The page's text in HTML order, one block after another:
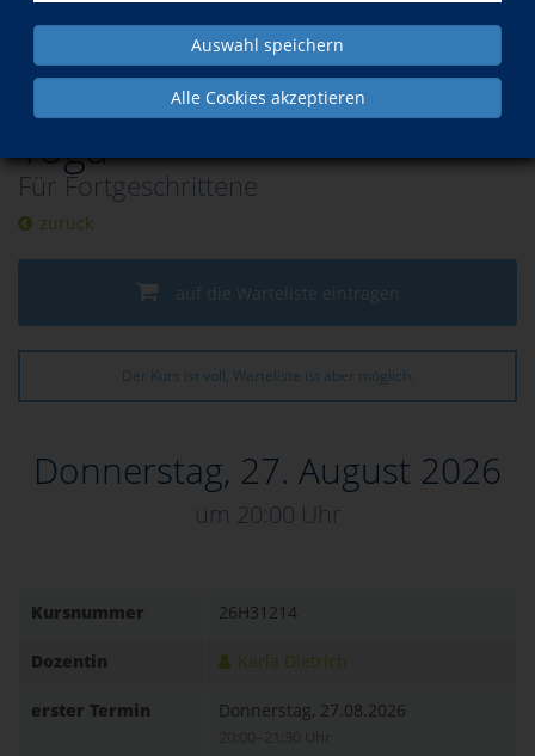
Auswahl speichern
Alle Cookies akzeptieren
Fernöstliche Entspannungsmethoden
Yoga
Für Fortgeschrittene
zurück
auf die Warteliste eintragen
Der Kurs ist voll, Warteliste ist aber möglich.
Donnerstag, 27. August 2026
um 20:00 Uhr
Kursnummer 26H31214
Dozentin Karla Dietrich
erster Termin Donnerstag, 27.08.2026